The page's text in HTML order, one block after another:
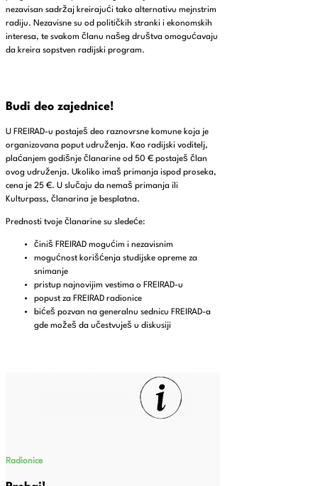
nezavisan sadržaj kreirajući tako alternativu mejnstrim
radiju. Nezavisne su od političkih stranki i ekonomskih
interesa, te svakom članu našeg društva omogućavaju
da kreira sopstven radijski program.
Budi deo zajednice!
U FREIRAD-u postaješ deo raznovrsne komune koja je
organizovana poput udruženja. Kao radijski voditelj,
plaćanjem godišnje članarine od 50 € postaješ član
ovog udruženja. Ukoliko imaš primanja ispod proseka,
cena je 25 €. U slučaju da nemaš primanja ili
Kulturpass, članarina je besplatna.
Prednosti tvoje članarine su sledeće:
činiš FREIRAD mogućim i nezavisnim
mogućnost korišćenja studijske opreme za
snimanje
pristup najnovijim vestima o FREIRAD-u
popust za FREIRAD radionice
bićeš pozvan na generalnu sednicu FREIRAD-a
gde možeš da učestvuješ u diskusiji
Radionice